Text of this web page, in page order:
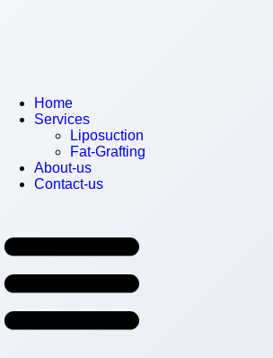
Home
Services
Liposuction
Fat-Grafting
About-us
Contact-us